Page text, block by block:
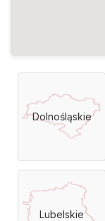
Dolnośląskie
Lubelskie